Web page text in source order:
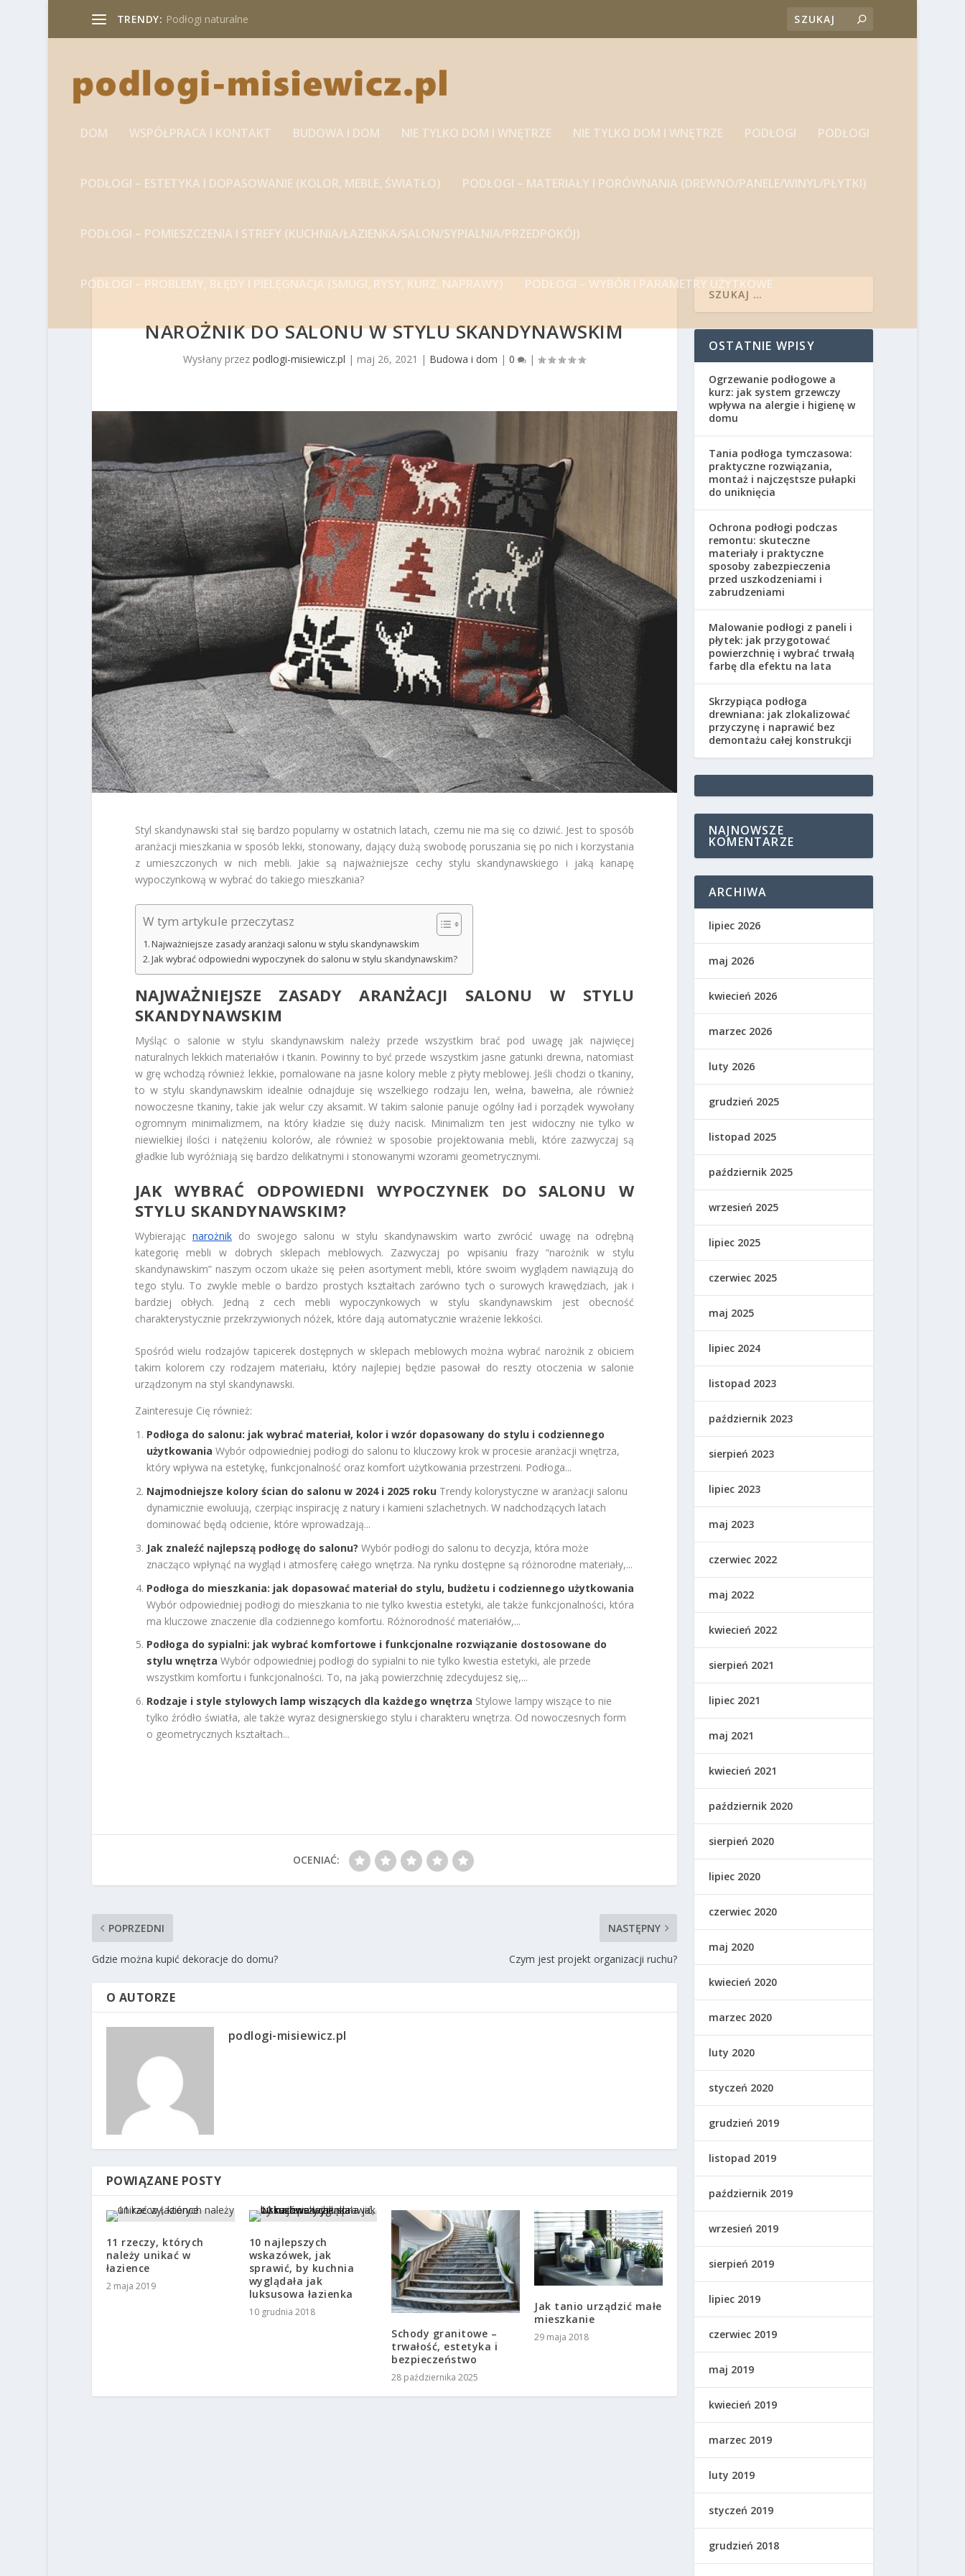
TRENDY: Podłogi naturalne
DOM WSPÓŁPRACA I KONTAKT BUDOWA I DOM NIE TYLKO DOM I WNĘTRZE NIE TYLKO DOM I WNĘTRZE PODŁOGI PODŁOGI
PODŁOGI – ESTETYKA I DOPASOWANIE (KOLOR, MEBLE, ŚWIATŁO) PODŁOGI – MATERIAŁY I PORÓWNANIA (DREWNO/PANELE/WINYL/PŁYTKI)
PODŁOGI – POMIESZCZENIA I STREFY (KUCHNIA/ŁAZIENKA/SALON/SYPIALNIA/PRZEDPOKÓJ)
PODŁOGI – PROBLEMY, BŁĘDY I PIELĘGNACJA (SMUGI, RYSY, KURZ, NAPRAWY) PODŁOGI – WYBÓR I PARAMETRY UŻYTKOWE
NAROŻNIK DO SALONU W STYLU SKANDYNAWSKIM
Wysłany przezpodlogi-misiewicz.pl | maj 26, 2021 | Budowa i dom |0 |
Styl skandynawski stał się bardzo popularny w ostatnich latach, czemu nie ma się co dziwić. Jest to sposób
aranżacji mieszkania w sposób lekki, stonowany, dający dużą swobodę poruszania się po nich i korzystania
z umieszczonych w nich mebli. Jakie są najważniejsze cechy stylu skandynawskiego i jaką kanapę
wypoczynkową w wybrać do takiego mieszkania?
W tym artykule przeczytasz
Najważniejsze zasady aranżacji salonu w stylu skandynawskim
Jak wybrać odpowiedni wypoczynek do salonu w stylu skandynawskim?
NAJWAŻNIEJSZE ZASADY ARANŻACJI SALONU W STYLU
SKANDYNAWSKIM
Myśląc o salonie w stylu skandynawskim należy przede wszystkim brać pod uwagę jak najwięcej
naturalnych lekkich materiałów i tkanin. Powinny to być przede wszystkim jasne gatunki drewna, natomiast
w grę wchodzą również lekkie, pomalowane na jasne kolory meble z płyty meblowej. Jeśli chodzi o tkaniny,
to w stylu skandynawskim idealnie odnajduje się wszelkiego rodzaju len, wełna, bawełna, ale również
nowoczesne tkaniny, takie jak welur czy aksamit. W takim salonie panuje ogólny ład i porządek wywołany
ogromnym minimalizmem, na który kładzie się duży nacisk. Minimalizm ten jest widoczny nie tylko w
niewielkiej ilości i natężeniu kolorów, ale również w sposobie projektowania mebli, które zazwyczaj są
gładkie lub wyróżniają się bardzo delikatnymi i stonowanymi wzorami geometrycznymi.
JAK WYBRAĆ ODPOWIEDNI WYPOCZYNEK DO SALONU W
STYLU SKANDYNAWSKIM?
Wybierając narożnikdo swojego salonu w stylu skandynawskim warto zwrócić uwagę na odrębną
kategorię mebli w dobrych sklepach meblowych. Zazwyczaj po wpisaniu frazy “narożnik w stylu
skandynawskim” naszym oczom ukaże się pełen asortyment mebli, które swoim wyglądem nawiązują do
tego stylu. To zwykle meble o bardzo prostych kształtach zarówno tych o surowych krawędziach, jak i
bardziej obłych. Jedną z cech mebli wypoczynkowych w stylu skandynawskim jest obecność
charakterystycznie przekrzywionych nóżek, które dają automatycznie wrażenie lekkości.
Spośród wielu rodzajów tapicerek dostępnych w sklepach meblowych można wybrać narożnik z obiciem
takim kolorem czy rodzajem materiału, który najlepiej będzie pasował do reszty otoczenia w salonie
urządzonym na styl skandynawski.
Zainteresuje Cię również:
Podłoga do salonu: jak wybrać materiał, kolor i wzór dopasowany do stylu i codziennego
użytkowania Wybór odpowiedniej podłogi do salonu to kluczowy krok w procesie aranżacji wnętrza,
który wpływa na estetykę, funkcjonalność oraz komfort użytkowania przestrzeni. Podłoga...
Najmodniejsze kolory ścian do salonu w 2024 i 2025 roku Trendy kolorystyczne w aranżacji salonu
dynamicznie ewoluują, czerpiąc inspirację z natury i kamieni szlachetnych. W nadchodzących latach
dominować będą odcienie, które wprowadzają...
Jak znaleźć najlepszą podłogę do salonu? Wybór podłogi do salonu to decyzja, która może
znacząco wpłynąć na wygląd i atmosferę całego wnętrza. Na rynku dostępne są różnorodne materiały,...
Podłoga do mieszkania: jak dopasować materiał do stylu, budżetu i codziennego użytkowania
Wybór odpowiedniej podłogi do mieszkania to nie tylko kwestia estetyki, ale także funkcjonalności, która
ma kluczowe znaczenie dla codziennego komfortu. Różnorodność materiałów,...
Podłoga do sypialni: jak wybrać komfortowe i funkcjonalne rozwiązanie dostosowane do
stylu wnętrza Wybór odpowiedniej podłogi do sypialni to nie tylko kwestia estetyki, ale przede
wszystkim komfortu i funkcjonalności. To, na jaką powierzchnię zdecydujesz się,...
Rodzaje i style stylowych lamp wiszących dla każdego wnętrza Stylowe lampy wiszące to nie
tylko źródło światła, ale także wyraz designerskiego stylu i charakteru wnętrza. Od nowoczesnych form
o geometrycznych kształtach...
OCENIAĆ:
POPRZEDNI
Gdzie można kupić dekoracje do domu?
NASTĘPNY
Czym jest projekt organizacji ruchu?
O AUTORZE
podlogi-misiewicz.pl
POWIĄZANE POSTY
11 rzeczy, których
należy unikać w
łazience
2 maja 2019
10 najlepszych
wskazówek, jak
sprawić, by kuchnia
wyglądała jak
luksusowa łazienka
10 grudnia 2018
Schody granitowe –
trwałość, estetyka i
bezpieczeństwo
28 października 2025
Jak tanio urządzić małe
mieszkanie
29 maja 2018
OSTATNIE WPISY
Ogrzewanie podłogowe a
kurz: jak system grzewczy
wpływa na alergie i higienę w
domu
Tania podłoga tymczasowa:
praktyczne rozwiązania,
montaż i najczęstsze pułapki
do uniknięcia
Ochrona podłogi podczas
remontu: skuteczne
materiały i praktyczne
sposoby zabezpieczenia
przed uszkodzeniami i
zabrudzeniami
Malowanie podłogi z paneli i
płytek: jak przygotować
powierzchnię i wybrać trwałą
farbę dla efektu na lata
Skrzypiąca podłoga
drewniana: jak zlokalizować
przyczynę i naprawić bez
demontażu całej konstrukcji
NAJNOWSZE
KOMENTARZE
ARCHIWA
lipiec 2026
maj 2026
kwiecień 2026
marzec 2026
luty 2026
grudzień 2025
listopad 2025
październik 2025
wrzesień 2025
lipiec 2025
czerwiec 2025
maj 2025
lipiec 2024
listopad 2023
październik 2023
sierpień 2023
lipiec 2023
maj 2023
czerwiec 2022
maj 2022
kwiecień 2022
sierpień 2021
lipiec 2021
maj 2021
kwiecień 2021
październik 2020
sierpień 2020
lipiec 2020
czerwiec 2020
maj 2020
kwiecień 2020
marzec 2020
luty 2020
styczeń 2020
grudzień 2019
listopad 2019
październik 2019
wrzesień 2019
sierpień 2019
lipiec 2019
czerwiec 2019
maj 2019
kwiecień 2019
marzec 2019
luty 2019
styczeń 2019
grudzień 2018